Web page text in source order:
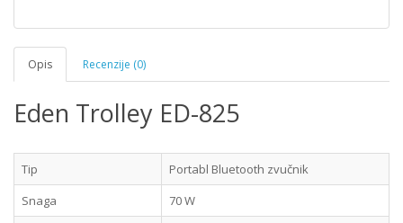
Opis Recenzije (0)
Eden Trolley ED-825
Tip
Portabl Bluetooth zvučnik
Snaga
70 W